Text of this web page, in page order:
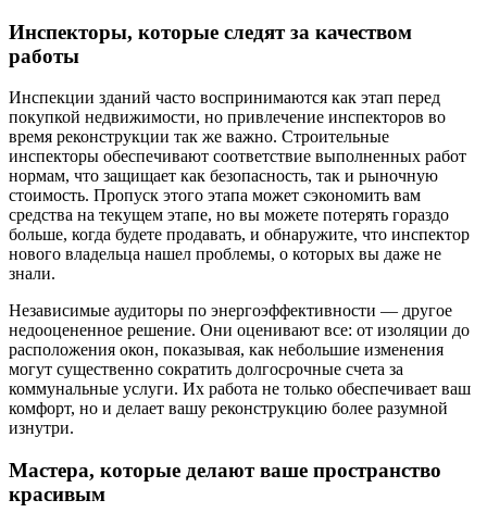
Инспекторы, которые следят за качеством
работы
Инспекции зданий часто воспринимаются как этап перед
покупкой недвижимости, но привлечение инспекторов во
время реконструкции так же важно. Строительные
инспекторы обеспечивают соответствие выполненных работ
нормам, что защищает как безопасность, так и рыночную
стоимость. Пропуск этого этапа может сэкономить вам
средства на текущем этапе, но вы можете потерять гораздо
больше, когда будете продавать, и обнаружите, что инспектор
нового владельца нашел проблемы, о которых вы даже не
знали.
Независимые аудиторы по энергоэффективности — другое
недооцененное решение. Они оценивают все: от изоляции до
расположения окон, показывая, как небольшие изменения
могут существенно сократить долгосрочные счета за
коммунальные услуги. Их работа не только обеспечивает ваш
комфорт, но и делает вашу реконструкцию более разумной
изнутри.
Мастера, которые делают ваше пространство
красивым